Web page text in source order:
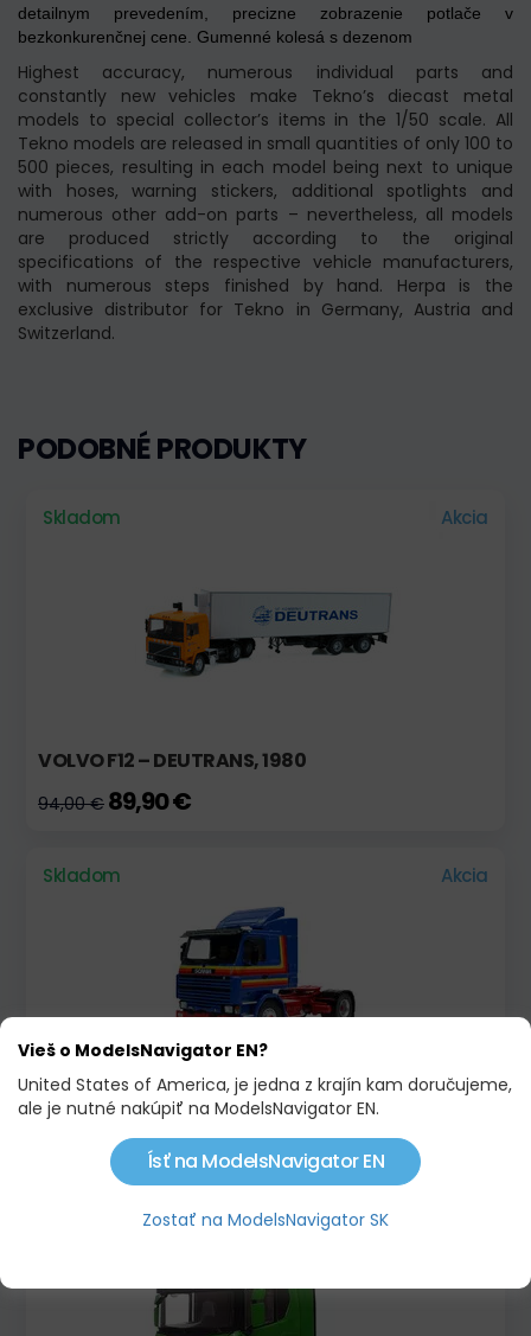
detailnym prevedením, precizne zobrazenie potlače v
bezkonkurenčnej cene. Gumenné kolesá s dezenom
Highest accuracy, numerous individual parts and
constantly new vehicles make Tekno’s diecast metal
models to special collector’s items in the 1/50 scale. All
Tekno models are released in small quantities of only 100 to
500 pieces, resulting in each model being next to unique
with hoses, warning stickers, additional spotlights and
numerous other add-on parts – nevertheless, all models
are produced strictly according to the original
specifications of the respective vehicle manufacturers,
with numerous steps finished by hand. Herpa is the
exclusive distributor for Tekno in Germany, Austria and
Switzerland.
PODOBNÉ PRODUKTY
Skladom Akcia
VOLVO F12 – DEUTRANS, 1980
94,00 € 89,90 €
Skladom Akcia
SCANIA 113 M
59,90 €
Vieš o ModelsNavigator EN?
United States of America, je jedna z krajín kam doručujeme,
ale je nutné nakúpiť na ModelsNavigator EN.
Ísť na ModelsNavigator EN
Zostať na ModelsNavigator SK